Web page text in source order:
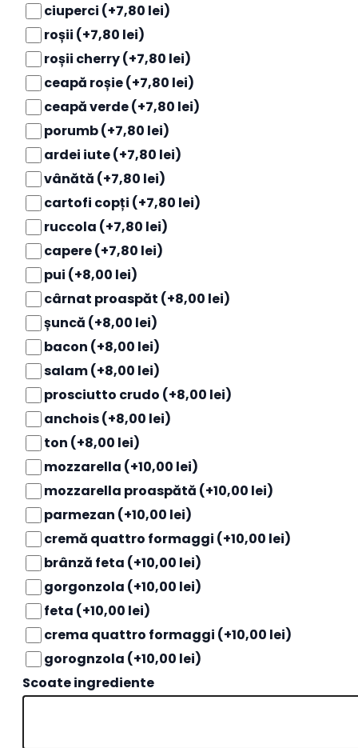
ciuperci (+7,80 lei)
roșii (+7,80 lei)
roșii cherry(+7,80 lei)
ceapă roșie(+7,80 lei)
ceapă verde(+7,80 lei)
porumb(+7,80 lei)
ardei iute(+7,80 lei)
vânătă (+7,80 lei)
cartofi copți (+7,80 lei)
ruccola (+7,80 lei)
capere(+7,80 lei)
pui (+8,00 lei)
cârnat proaspăt (+8,00 lei)
șuncă (+8,00 lei)
bacon (+8,00 lei)
salam(+8,00 lei)
prosciutto crudo (+8,00 lei)
anchois(+8,00 lei)
ton (+8,00 lei)
mozzarella (+10,00 lei)
mozzarella proaspătă (+10,00 lei)
parmezan (+10,00 lei)
cremă quattro formaggi (+10,00 lei)
brânză feta (+10,00 lei)
gorgonzola (+10,00 lei)
feta (+10,00 lei)
crema quattro formaggi (+10,00 lei)
gorognzola (+10,00 lei)
Scoate ingrediente